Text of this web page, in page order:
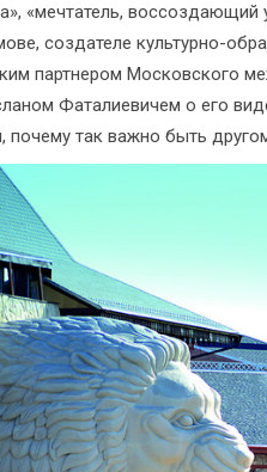
«мечтатель,
создателе культурно-
партнером
Фаталиевичем о его
почему так важно быть